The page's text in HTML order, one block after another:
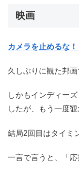
映画
カメラを止めるな
久しぶりに観た邦画
しかもインディー
したが、もう一度
結局2回目はタイミ
一言で言うと、「応